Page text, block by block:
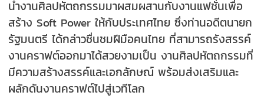
นำงานศิลปหัตถกรรมมาผสมผสานกับงานแฟชั่นเพื่อ
สร้าง Soft Power ให้กับประเทศไทย ซึ่งท่านอดีตนายก
รัฐมนตรี ได้กล่าวชื่นชมฝีมือคนไทย ที่สามารถรังสรรค์
งานคราฟต์ออกมาได้สวยงามเป็น งานศิลปหัตถกรรมที่
มีความสร้างสรรค์และเอกลักษณ์ พร้อมส่งเสริมและ
ผลักดันงานคราฟต์ไปสู่เวทีโลก